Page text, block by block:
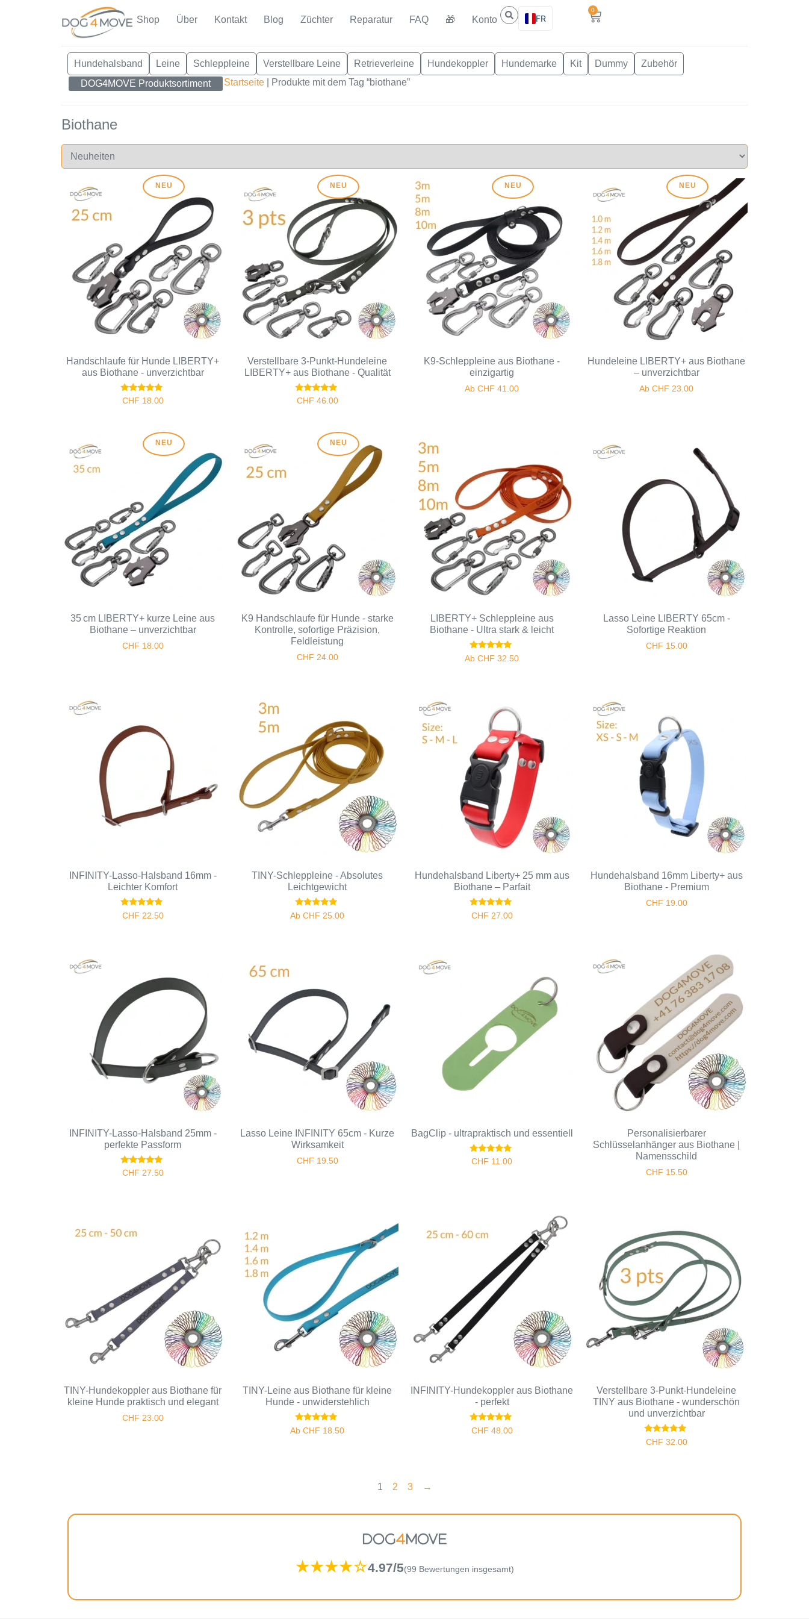
Shop Über Kontakt Blog Züchter Reparatur FAQ 🎁 Konto FR
0
Hundehalsband Leine Schleppleine Verstellbare Leine Retrieverleine Hundekoppler Hundemarke Kit Dummy
Zubehör
DOG4MOVE Produktsortiment
Startseite Produkte mit dem Tag “biothane”
Biothane
NEU
Handschlaufe für Hunde LIBERTY+
aus Biothane - unverzichtbar
Bewertet
CHF 18.00
NEU
Verstellbare 3-Punkt-Hundeleine
LIBERTY+ aus Biothane - Qualität
Bewertet
CHF 46.00
NEU
K9-Schleppleine aus Biothane -
einzigartig
Ab CHF 41.00
NEU
Hundeleine LIBERTY+ aus Biothane
– unverzichtbar
Ab CHF 23.00
NEU
35 cm LIBERTY+ kurze Leine aus
Biothane – unverzichtbar
CHF 18.00
NEU
K9 Handschlaufe für Hunde - starke
Kontrolle, sofortige Präzision,
Feldleistung
CHF 24.00
LIBERTY+ Schleppleine aus
Biothane - Ultra stark & leicht
Bewertet
mit
Ab CHF 32.50
Lasso Leine LIBERTY 65cm -
Sofortige Reaktion
CHF 15.00
INFINITY-Lasso-Halsband 16mm -
Leichter Komfort
Bewertet
CHF 22.50
TINY-Schleppleine - Absolutes
Leichtgewicht
Bewertet
Ab CHF 25.00
Hundehalsband Liberty+ 25 mm aus
Biothane – Parfait
Bewertet
CHF 27.00
Hundehalsband 16mm Liberty+ aus
Biothane - Premium
CHF 19.00
INFINITY-Lasso-Halsband 25mm -
perfekte Passform
Bewertet
CHF 27.50
Lasso Leine INFINITY 65cm - Kurze
Wirksamkeit
CHF 19.50
BagClip - ultrapraktisch und essentiell
Bewertet
CHF 11.00
Personalisierbarer
Schlüsselanhänger aus Biothane |
Namensschild
CHF 15.50
TINY-Hundekoppler aus Biothane für
kleine Hunde praktisch und elegant
CHF 23.00
TINY-Leine aus Biothane für kleine
Hunde - unwiderstehlich
Bewertet
mit
Ab CHF 18.50
INFINITY-Hundekoppler aus Biothane
- perfekt
Bewertet
mit
CHF 48.00
Verstellbare 3‑Punkt‑Hundeleine
TINY aus Biothane - wunderschön
und unverzichtbar
Bewertet
mit
CHF 32.00
1 2 3 →
DOG4MOVE
★★★★☆4.97/5(99 Bewertungen insgesamt)